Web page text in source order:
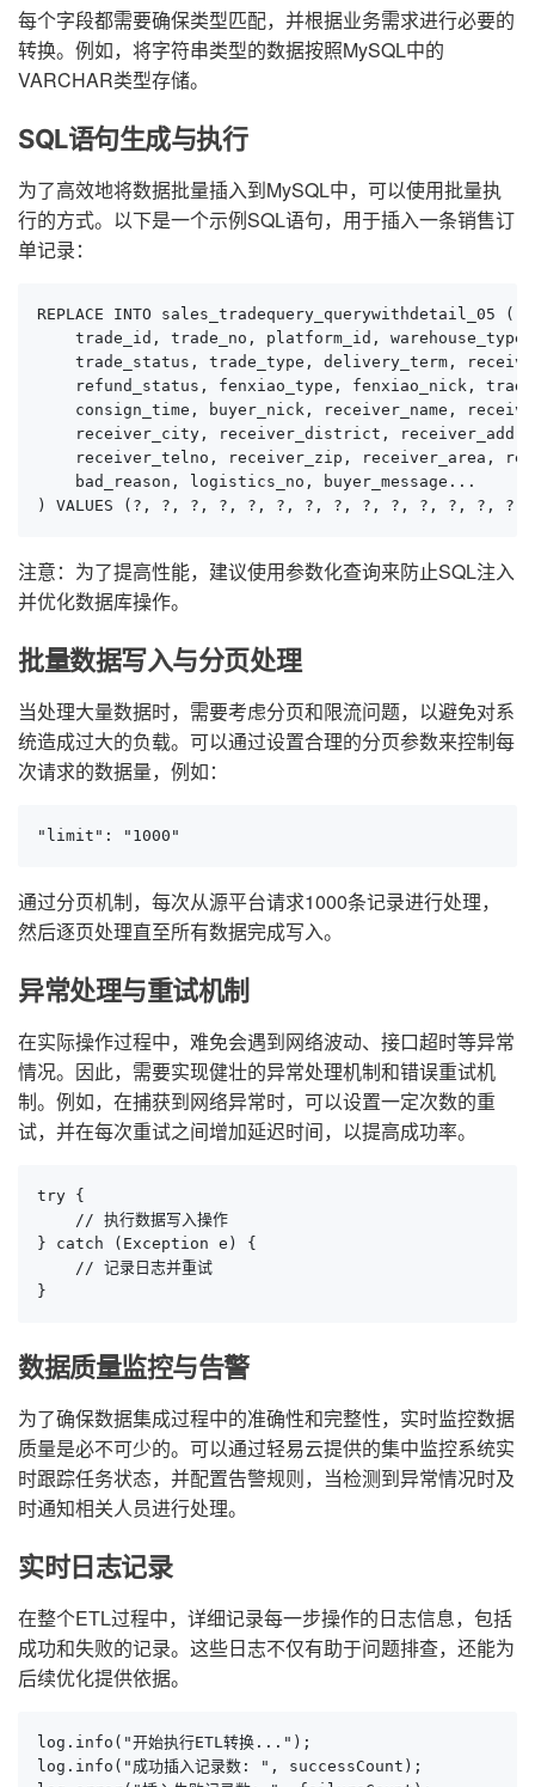
每个字段都需要确保类型匹配，并根据业务需求进行必要的
转换。例如，将字符串类型的数据按照MySQL中的
VARCHAR类型存储。
SQL语句生成与执行
为了高效地将数据批量插入到MySQL中，可以使用批量执
行的方式。以下是一个示例SQL语句，用于插入一条销售订
单记录：
REPLACE INTO sales_tradequery_querywithdetail_05 (
trade_id, trade_no, platform_id,
trade_status, trade_type, delivery_term,
refund_status, fenxiao_type, fenxiao_nick,
consign_time, buyer_nick, receiver_name,
receiver_city, receiver_district,
receiver_telno, receiver_zip, receiver_area,
    bad_reason, logistics_no, buyer_message...
) VALUES (?, ?, ?, ?, ?, ?, ?, ?, ?, ?, ?, ?, ?,
注意：为了提高性能，建议使用参数化查询来防止SQL注入
并优化数据库操作。
批量数据写入与分页处理
当处理大量数据时，需要考虑分页和限流问题，以避免对系
统造成过大的负载。可以通过设置合理的分页参数来控制每
次请求的数据量，例如：
"limit": "1000"
通过分页机制，每次从源平台请求1000条记录进行处理，
然后逐页处理直至所有数据完成写入。
异常处理与重试机制
在实际操作过程中，难免会遇到网络波动、接口超时等异常
情况。因此，需要实现健壮的异常处理机制和错误重试机
制。例如，在捕获到网络异常时，可以设置一定次数的重
试，并在每次重试之间增加延迟时间，以提高成功率。
try {
    // 执行数据写入操作
} catch (Exception e) {
    // 记录日志并重试
}
数据质量监控与告警
为了确保数据集成过程中的准确性和完整性，实时监控数据
质量是必不可少的。可以通过轻易云提供的集中监控系统实
时跟踪任务状态，并配置告警规则，当检测到异常情况时及
时通知相关人员进行处理。
实时日志记录
在整个ETL过程中，详细记录每一步操作的日志信息，包括
成功和失败的记录。这些日志不仅有助于问题排查，还能为
后续优化提供依据。
log.info("开始执行ETL转换...");
log.info("成功插入记录数: ", successCount);